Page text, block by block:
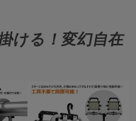
ける！変幻自在